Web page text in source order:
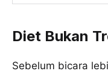
Diet Bukan
Sebelum bicara